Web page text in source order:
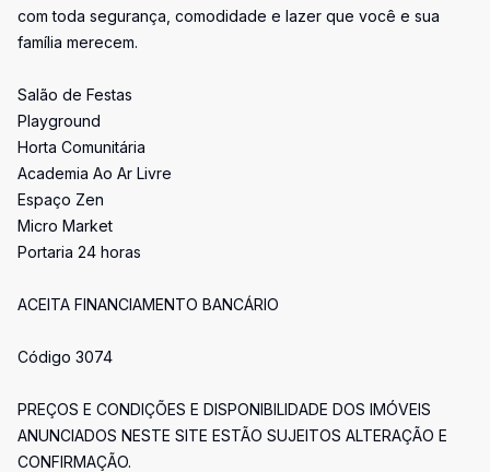
com toda segurança, comodidade e lazer que você e sua
família merecem.
Salão de Festas
Playground
Horta Comunitária
Academia Ao Ar Livre
Espaço Zen
Micro Market
Portaria 24 horas
ACEITA FINANCIAMENTO BANCÁRIO
Código 3074
PREÇOS E CONDIÇÕES E DISPONIBILIDADE DOS IMÓVEIS
ANUNCIADOS NESTE SITE ESTÃO SUJEITOS ALTERAÇÃO E
CONFIRMAÇÃO.